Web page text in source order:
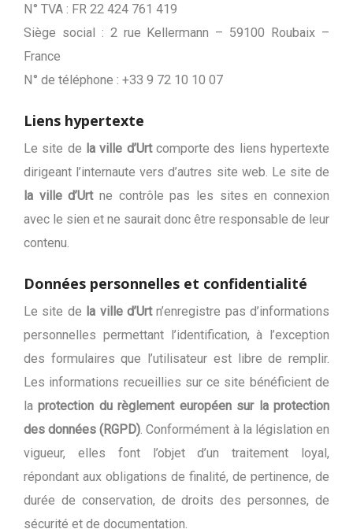
N° TVA : FR 22 424 761 419
Siège social : 2 rue Kellermann – 59100 Roubaix –
France
N° de téléphone : +33 9 72 10 10 07
Liens hypertexte
Le site de la ville d’Urtcomporte des liens hypertexte
dirigeant l’internaute vers d’autres site web. Le site de
la ville d’Urtne contrôle pas les sites en connexion
avec le sien et ne saurait donc être responsable de leur
contenu.
Données personnelles et confidentialité
Le site de la ville d’Urtn’enregistre pas d’informations
personnelles permettant l’identification, à l’exception
des formulaires que l’utilisateur est libre de remplir.
Les informations recueillies sur ce site bénéficient de
laprotection du règlement européen sur la protection
des données (RGPD). Conformément à la législation en
vigueur, elles font l’objet d’un traitement loyal,
répondant aux obligations de finalité, de pertinence, de
durée de conservation, de droits des personnes, de
sécurité et de documentation.